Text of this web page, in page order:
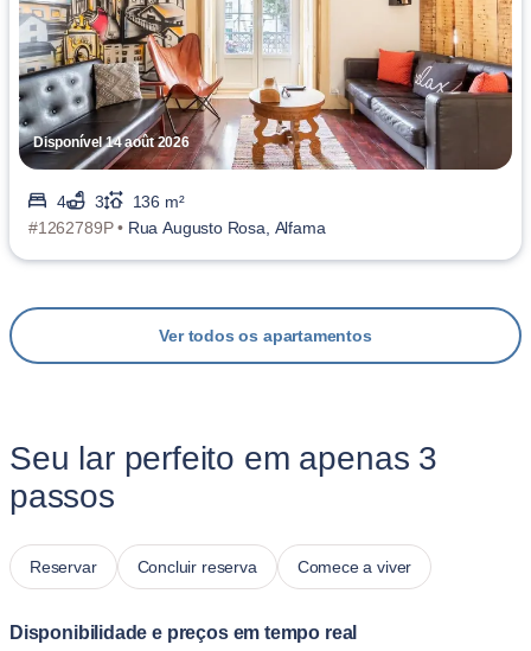
Disponível 14 août 2026
4 3
136 m²
#1262789P • Rua Augusto Rosa, Alfama
Ver todos os apartamentos
Seu lar perfeito em apenas 3
passos
Reservar Concluir reserva Comece a viver
Disponibilidade e preços em tempo real